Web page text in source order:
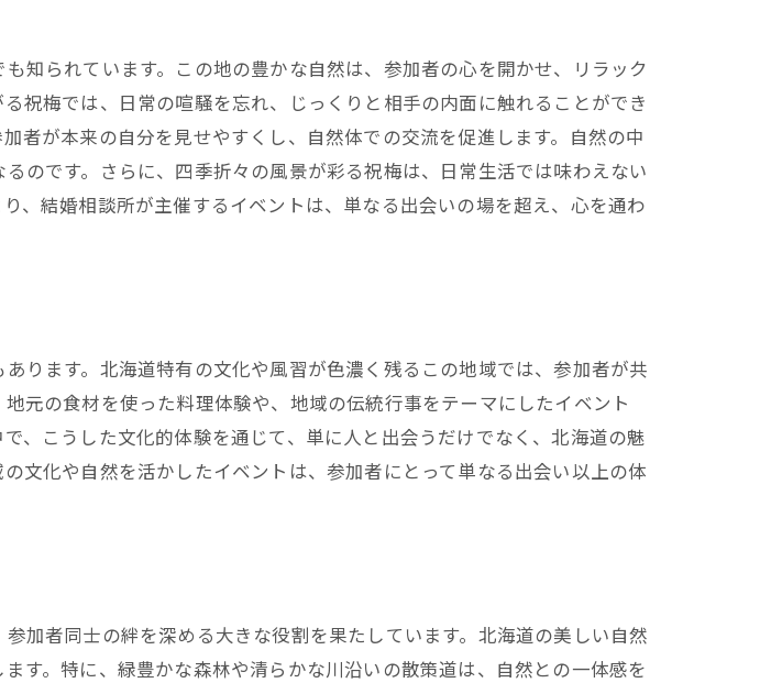
ベントの雰囲気
る安心の出会い
む自然なコミュニケーション
優しさと温もり
信頼関係の大切さ
れる自己成長と喜び
つけるために
来の幸せな出会い
所イベントの特長
典が充実
したイベント内容
知られています。この地の豊かな自然は、参加者の心を開かせ、リラック
祝梅では、日常の喧騒を忘れ、じっくりと相手の内面に触れることができ
者が本来の自分を見せやすくし、自然体での交流を促進します。自然の中
のです。さらに、四季折々の風景が彩る祝梅は、日常生活では味わえない
、結婚相談所が主催するイベントは、単なる出会いの場を超え、心を通わ
ります。北海道特有の文化や風習が色濃く残るこの地域では、参加者が共
元の食材を使った料理体験や、地域の伝統行事をテーマにしたイベント
、こうした文化的体験を通じて、単に人と出会うだけでなく、北海道の魅
文化や自然を活かしたイベントは、参加者にとって単なる出会い以上の体
加者同士の絆を深める大きな役割を果たしています。北海道の美しい自然
す。特に、緑豊かな森林や清らかな川沿いの散策道は、自然との一体感を